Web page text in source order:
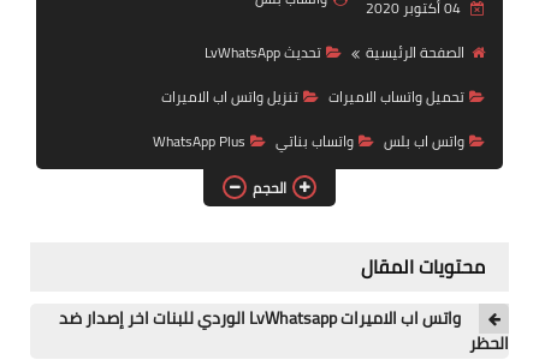
واتساب عمر الازرق
واتساب عمر الاخظر
04 أكتوبر 2020
الصفحة الرئيسية
تحديث LvWhatsApp
تحميل واتساب الاميرات
تنزيل واتس اب الاميرات
واتس اب بلس
واتساب بناتي
WhatsApp Plus
الحجم
محتويات المقال
واتس اب الاميرات LvWhatsapp الوردي للبنات اخر إصدار ضد
الحظر